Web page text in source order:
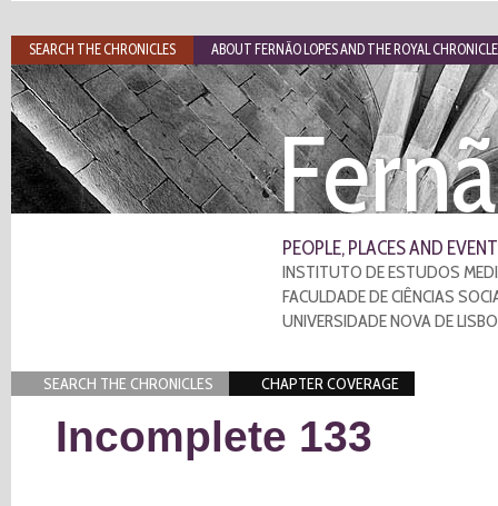
PEOPLE, PLACES AND
INSTITUTO DE ESTUDOS
FACULDADE DE CIÊNCIAS
UNIVERSIDADE NOVA DE
SEARCH THE CHRONICLES CHAPTER COVERAGE
Incomplete 133
SEARCH THE CHRONICLES ABOUT FERNÃO LOPES AND THE ROYAL